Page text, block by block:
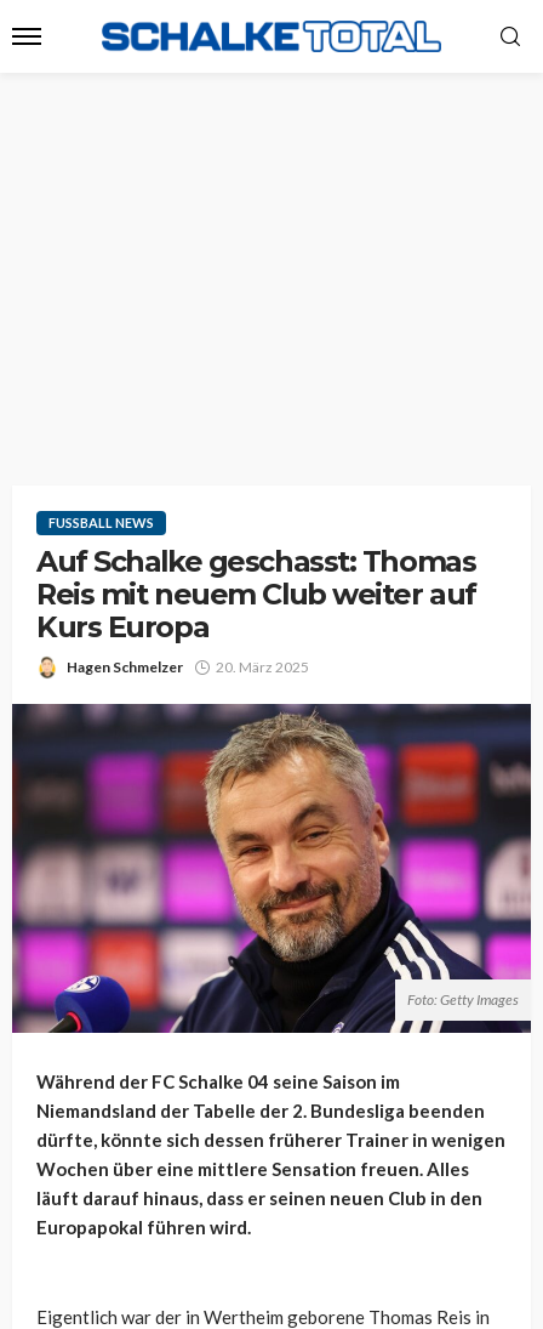
FUSSBALL NEWS
Auf Schalke geschasst: Thomas
Reis mit neuem Club weiter auf
Kurs Europa
Hagen Schmelzer 20. März 2025
Foto: Getty Images
Während der FC Schalke 04 seine Saison im
Niemandsland der Tabelle der 2. Bundesliga beenden
dürfte, könnte sich dessen früherer Trainer in wenigen
Wochen über eine mittlere Sensation freuen. Alles
läuft darauf hinaus, dass er seinen neuen Club in den
Europapokal führen wird.
Eigentlich war der in Wertheim geborene Thomas Reis in